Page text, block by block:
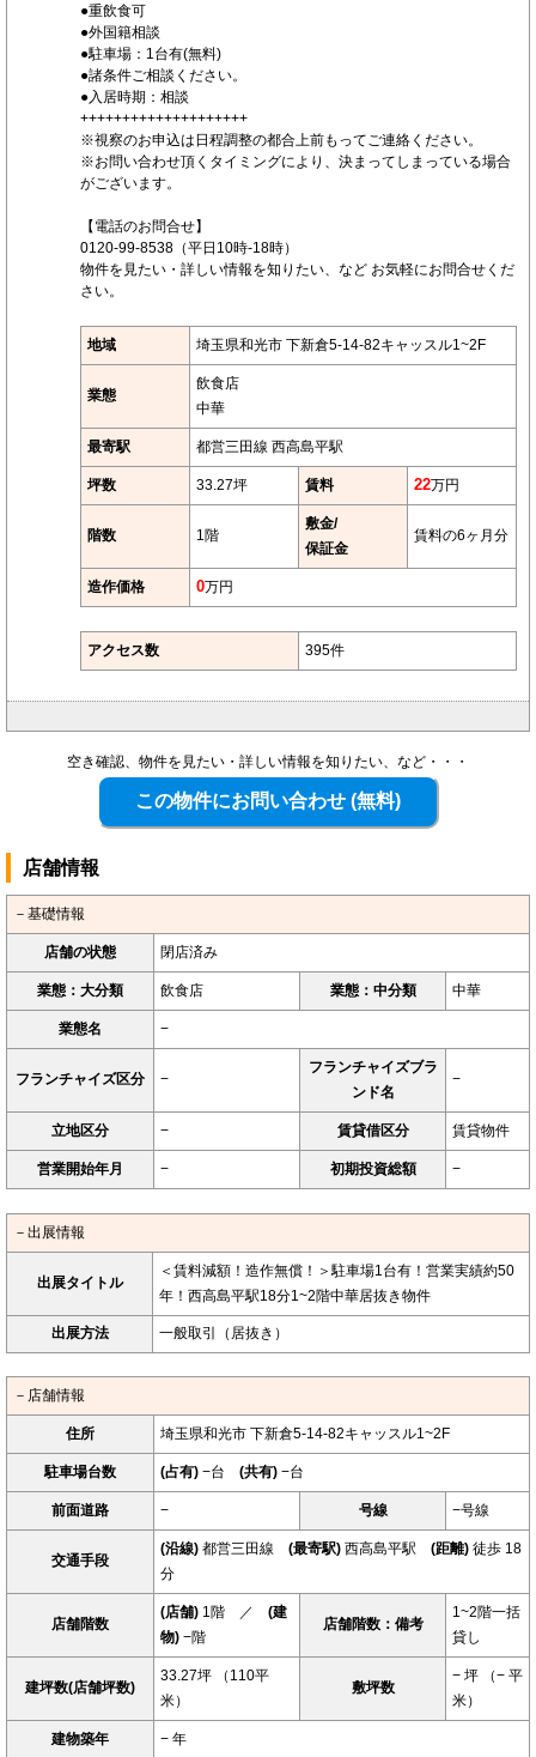
●重飲食可
●外国籍相談
●駐車場：1台有(無料)
●諸条件ご相談ください。
●入居時期：相談
++++++++++++++++++++
※視察のお申込は日程調整の都合上前もってご連絡ください。
※お問い合わせ頂くタイミングにより、決まってしまっている場合
がございます。
【電話のお問合せ】
0120-99-8538（平日10時-18時）
物件を見たい・詳しい情報を知りたい、など お気軽にお問合せくだ
さい。
地域 埼玉県和光市 下新倉5-14-82キャッスル1~2F
業態
飲食店
中華
最寄駅 都営三田線 西高島平駅
坪数 33.27坪 賃料 22万円
階数 1階
敷金/
保証金
賃料の6ヶ月分
造作価格 0万円
アクセス数 395件
空き確認、物件を見たい・詳しい情報を知りたい、など・・・
店舗情報
－基礎情報
店舗の状態 閉店済み
業態：大分類 飲食店 業態：中分類 中華
業態名 −
フランチャイズ区分 −
フランチャイズブラ
ンド名
−
立地区分 − 賃貸借区分 賃貸物件
営業開始年月 − 初期投資総額 −
－出展情報
出展タイトル
＜賃料減額！造作無償！＞駐車場1台有！営業実績約50
年！西高島平駅18分1~2階中華居抜き物件
出展方法 一般取引（居抜き）
－店舗情報
住所 埼玉県和光市 下新倉5-14-82キャッスル1~2F
駐車場台数 (占有) −台 (共有) −台
前面道路 − 号線 −号線
交通手段
(沿線) 都営三田線 (最寄駅) 西高島平駅 (距離) 徒歩 18
分
店舗階数
(店舗) 1階 ／ (建
物) −階
店舗階数：備考
1~2階一括
貸し
建坪数(店舗坪数)
33.27坪 （110平
米）
敷坪数
− 坪 （− 平
米）
建物築年 − 年